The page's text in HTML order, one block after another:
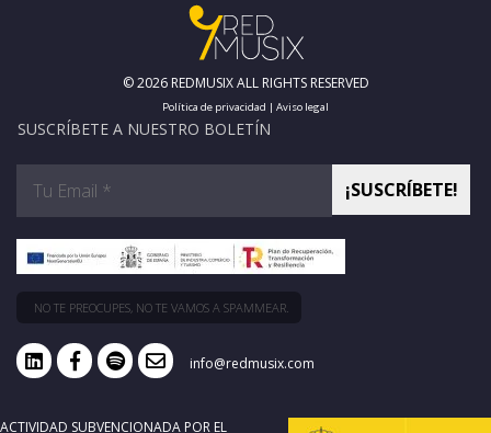
© 2026 REDMUSIX ALL RIGHTS RESERVED
Política de privacidad | Aviso legal
SUSCRÍBETE A NUESTRO BOLETÍN
NO TE PREOCUPES, NO TE VAMOS A SPAMMEAR.
info@redmusix.com
ACTIVIDAD SUBVENCIONADA POR EL